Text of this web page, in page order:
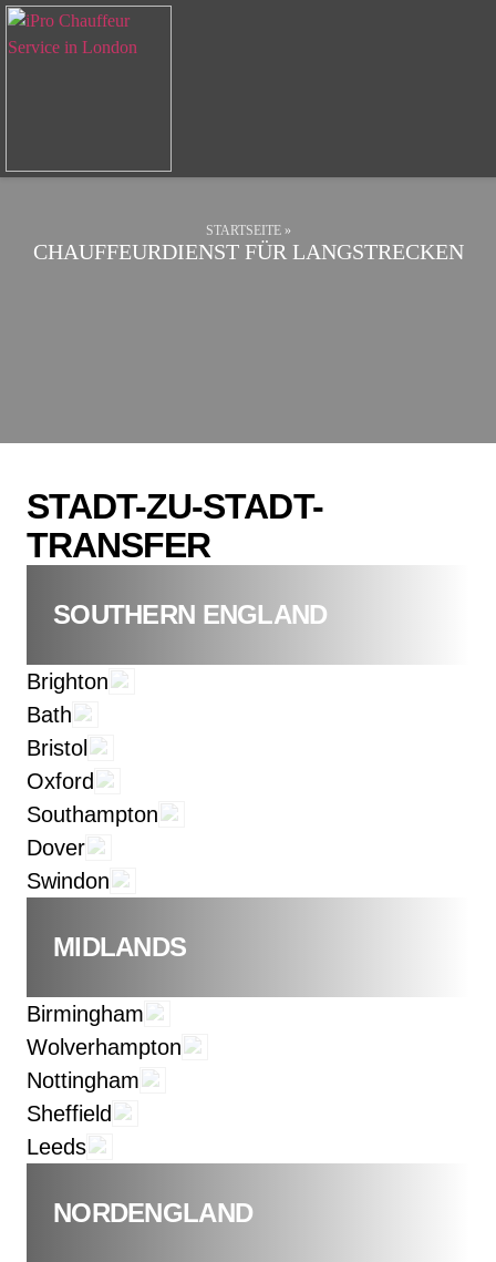
STARTSEITE»
CHAUFFEURDIENST FÜR LANGSTRECKEN
STADT-ZU-STADT-
TRANSFER
SOUTHERN ENGLAND
Brighton
Bath
Bristol
Oxford
Southampton
Dover
Swindon
MIDLANDS
Birmingham
Wolverhampton
Nottingham
Sheffield
Leeds
NORDENGLAND